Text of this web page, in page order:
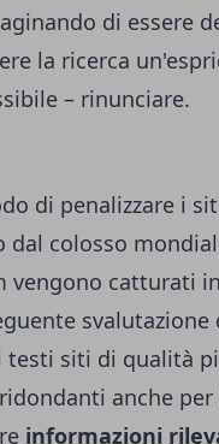
di essere
la ricerca
– rinunciare.
di penalizzare i
dal colosso
vengono catturati
svalutazione
testi siti di qualità
anche
informazioni